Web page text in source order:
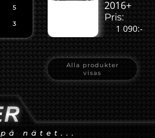
5
3
2016+
Pris:
1 090:-
Alla produkter
visas
på nätet...